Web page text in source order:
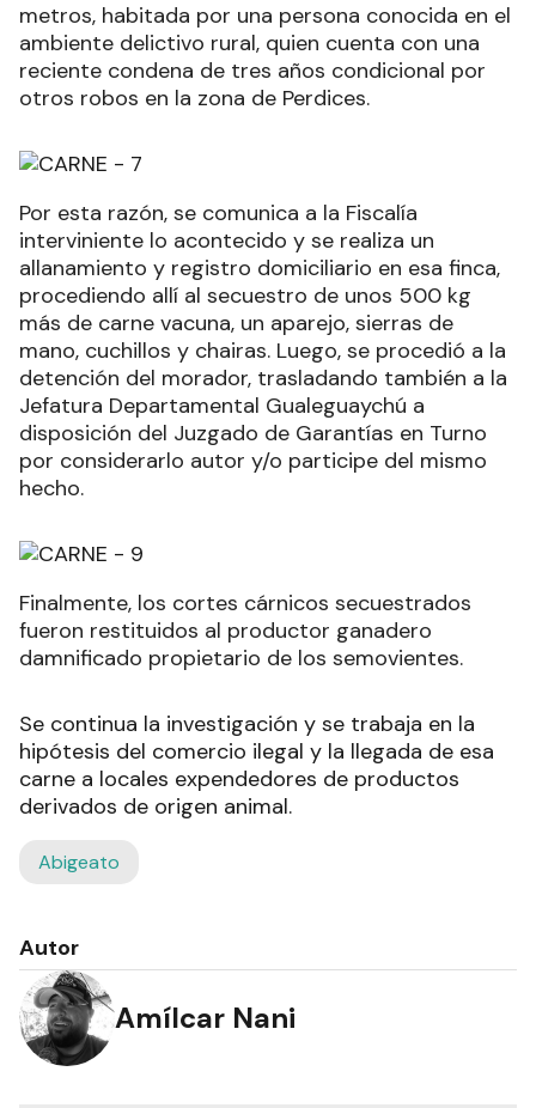
metros, habitada por una persona conocida en el
ambiente delictivo rural, quien cuenta con una
reciente condena de tres años condicional por
otros robos en la zona de Perdices.
Por esta razón, se comunica a la Fiscalía
interviniente lo acontecido y se realiza un
allanamiento y registro domiciliario en esa finca,
procediendo allí al secuestro de unos 500 kg
más de carne vacuna, un aparejo, sierras de
mano, cuchillos y chairas. Luego, se procedió a la
detención del morador, trasladando también a la
Jefatura Departamental Gualeguaychú a
disposición del Juzgado de Garantías en Turno
por considerarlo autor y/o participe del mismo
hecho.
Finalmente, los cortes cárnicos secuestrados
fueron restituidos al productor ganadero
damnificado propietario de los semovientes.
Se continua la investigación y se trabaja en la
hipótesis del comercio ilegal y la llegada de esa
carne a locales expendedores de productos
derivados de origen animal.
Abigeato
Autor
Amílcar Nani